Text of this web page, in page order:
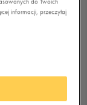
informacji, przeczytaj